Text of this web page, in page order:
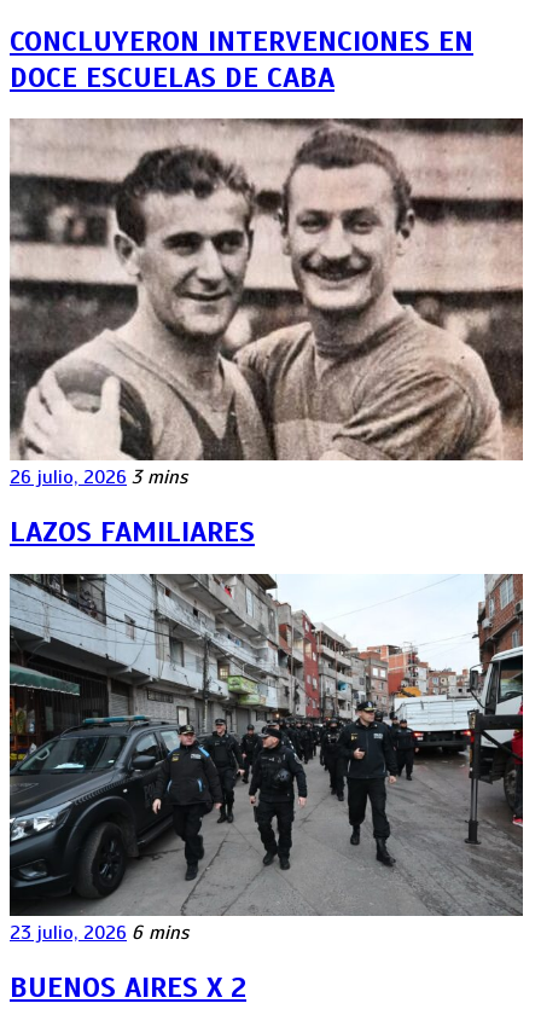
CONCLUYERON INTERVENCIONES EN
DOCE ESCUELAS DE CABA
26 julio, 2026 3 mins
LAZOS FAMILIARES
23 julio, 2026 6 mins
BUENOS AIRES X 2